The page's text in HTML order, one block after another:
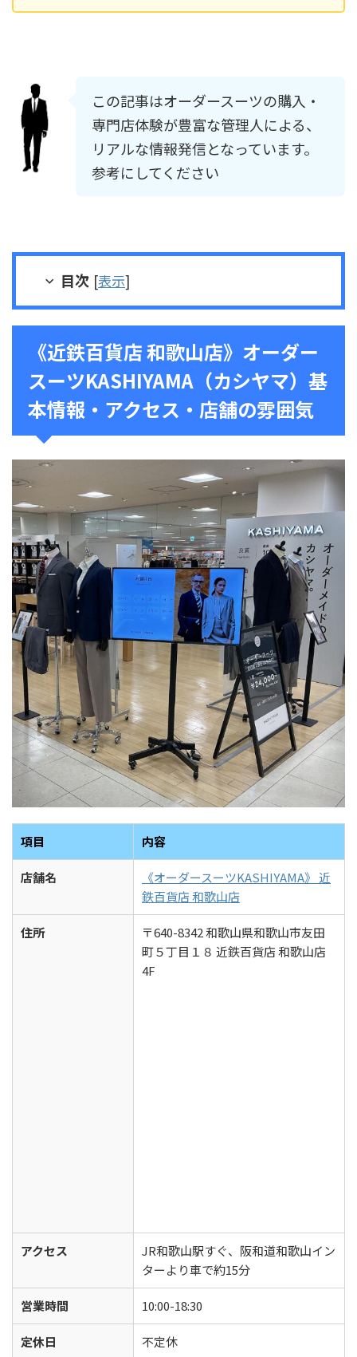
この記事はオーダースーツの購入・
専門店体験が豊富な管理人による、
リアルな情報発信となっています。
参考にしてください
目次 [表示]
《近鉄百貨店 和歌山店》オーダー
スーツKASHIYAMA（カシヤマ）基
本情報・アクセス・店舗の雰囲気
項目 内容
店舗名
《オーダースーツKASHIYAMA》 近
鉄百貨店 和歌山店
住所
〒640-8342 和歌山県和歌山市友田
町５丁目１８ 近鉄百貨店 和歌山店
4F
アクセス
JR和歌山駅すぐ、阪和道和歌山イン
ターより車で約15分
営業時間 10:00-18:30
定休日 不定休